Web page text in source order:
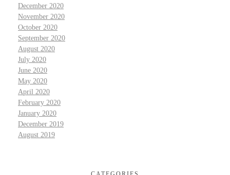
December 2020
November 2020
October 2020
September 2020
August 2020
July 2020
June 2020
May 2020
April 2020
February 2020
January 2020
December 2019
August 2019